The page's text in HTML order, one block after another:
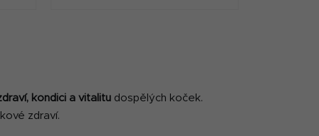
kondici a vitalitu dospělých koček.
zdraví.